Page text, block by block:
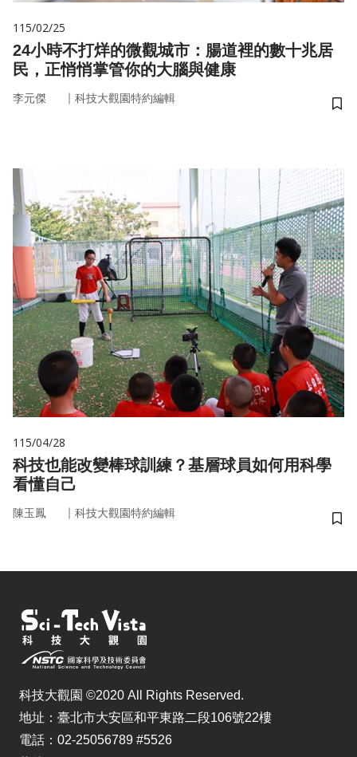
115/02/25
24小時不打烊的微觀城市：腸道裡的數十兆居
民，正悄悄掌管你的大腦與健康
李元傑 ｜ 科技大觀園特約編輯
儲
115/04/28
科技也能改變棒球訓練？基層球員如何用科學
看懂自己
陳玉鳳 ｜ 科技大觀園特約編輯
儲
科技大觀園 ©2020 All Rights Reserved.
地址：臺北市大安區和平東路二段106號22樓
電話：02-25056789 #5526